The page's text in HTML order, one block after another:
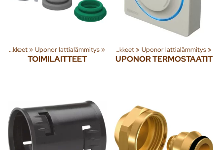
Lattialämmitysputket ja tarvikkeet‪» Uponor lattialämmitys‪»
TOIMILAITTEET
‪» Lattialämmitysputket ja tarvikkeet‪» Uponor lattialämmitys‪»
UPONOR TERMOSTAATIT